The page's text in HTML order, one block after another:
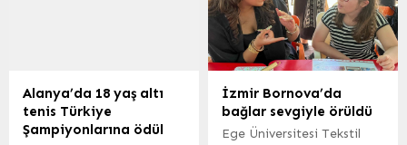
(İGFA) –TBMM Genel
Kurulu’nda, 12. Kalkınma
Planı ile kentsel dönüşüme
yönelik kanun teklifinin
görüşmelerine başlanacak.
TBMM’nin resmi internet
sitesinde yer alan meclisin
haftalık programına göre
Alanya’da 18 yaş altı
tenis Türkiye
Şampiyonlarına ödül
İzmir Bornova’da
bağlar sevgiyle örüldü
Ege Üniversitesi Tekstil